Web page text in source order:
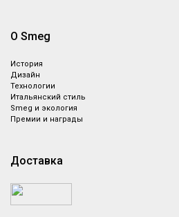
О Smeg
История
Дизайн
Технологии
Итальянский стиль
Smeg и экология
Премии и награды
Доставка